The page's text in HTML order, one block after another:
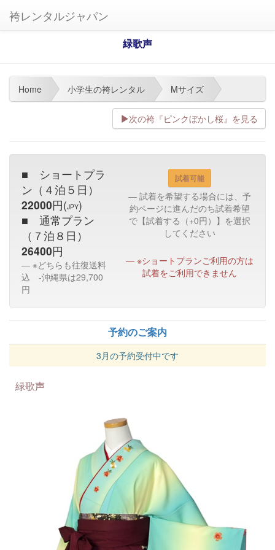
袴レンタルジャパン
緑歌声
Home 小学生の袴レンタル Mサイズ
次の袴『ピンクぼかし桜』を見る
■ ショートプラ
ン（４泊５日）
22000円(JPY)
■ 通常プラン
（７泊８日）
26400円
※どちらも往復送料
込 -沖縄県は29,700
円
試着可能
試着を希望する場合には、予
約ページに進んだのち試着希望
で【試着する（+0円）】を選択
してください
※ショートプランご利用の方は
試着をご利用できません
予約のご案内
3月の予約受付中です
緑歌声